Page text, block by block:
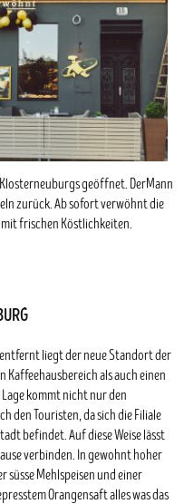
geöffnet. DerMann
zurück. Ab sofort verwöhnt die
mit frischen Köstlichkeiten.
liegt der neue Standort der
Kaffeehausbereich als auch einen
kommt nicht nur den
den Touristen, da sich die Filiale
befindet. Auf diese Weise lässt
verbinden. In gewohnt hoher
süsse Mehlspeisen und einer
Orangensaft alles was das